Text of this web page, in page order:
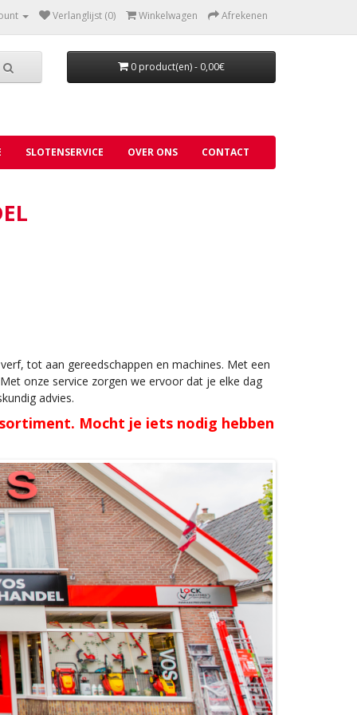
Verlanglijst (0) Winkelwagen Afrekenen
0 product(en) - 0,00€
SLOTENSERVICE OVER ONS CONTACT
tot aan gereedschappen en machines. Met een
onze service zorgen we ervoor dat je elke dag
advies.
Mocht je iets nodig hebben